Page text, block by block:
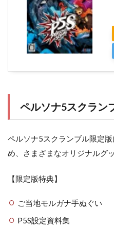
ペルソナ5スクラン
ペルソナ5スクランブル限定
め、さまざまなオリジナルグ
【限定版特典】
ご当地モルガナ手ぬぐい
P5S設定資料集